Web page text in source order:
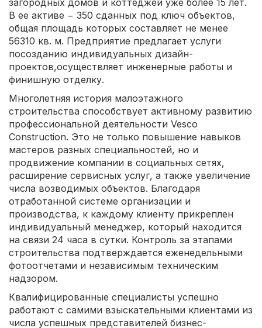
В ее активе − 350 сданных под ключ объектов,
общая площадь которых составляет не менее
56310 кв. м. Предприятие предлагает услуги
посозданию индивидуальных дизайн-
проектов,осуществляет инженерные работы и
финишную отделку.
Многолетняя история малоэтажного
строительства способствует активному развитию
профессиональной деятельности Vesco
Construction. Это не только повышение навыков
мастеров разных специальностей, но и
продвижение компании в социальных сетях,
расширение сервисных услуг, а также увеличение
числа возводимых объектов. Благодаря
отработанной системе организации и
производства, к каждому клиенту прикреплен
индивидуальный менеджер, который находится
на связи 24 часа в сутки. Контроль за этапами
строительства подтверждается еженедельными
фотоотчетами и независимым техническим
надзором.
Квалифицированные специалисты успешно
работают с самими взыскательными клиентами из
числа успешных представителей бизнес-